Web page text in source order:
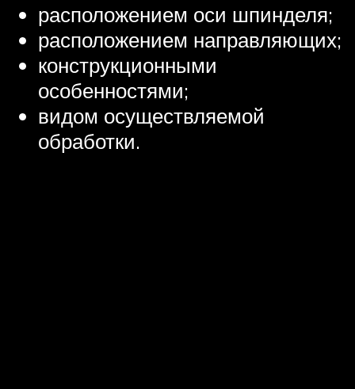
расположением оси шпинделя;
расположением направляющих;
конструкционными
особенностями;
видом осуществляемой
обработки.